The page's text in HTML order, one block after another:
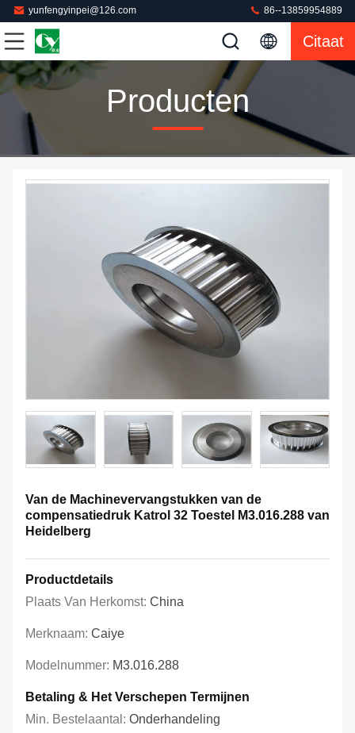
yunfengyinpei@126.com 86--13859954889
Citaat
Producten
Van de Machinevervangstukken van de
compensatiedruk Katrol 32 Toestel M3.016.288 van
Heidelberg
Productdetails
Plaats Van Herkomst: China
Merknaam: Caiye
Modelnummer: M3.016.288
Betaling & Het Verschepen Termijnen
Min. Bestelaantal: Onderhandeling